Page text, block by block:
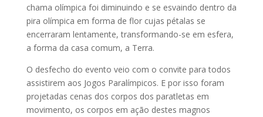
chama olímpica foi diminuindo e se esvaindo dentro da
pira olímpica em forma de flor cujas pétalas se
encerraram lentamente, transformando-se em esfera,
a forma da casa comum, a Terra.
O desfecho do evento veio com o convite para todos
assistirem aos Jogos Paralímpicos. E por isso foram
projetadas cenas dos corpos dos paratletas em
movimento, os corpos em ação destes magnos